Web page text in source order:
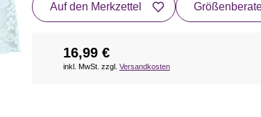
Auf den Merkzettel
16,99 €
inkl. MwSt. zzgl. Versandkosten